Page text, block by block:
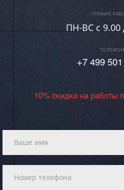
ГРАФИК
ПН-ВC c 9.00
ТЕЛЕФОН
+7 499
10% скидка на работы